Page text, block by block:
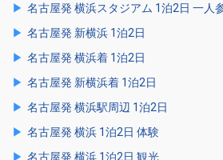
名古屋発 横浜スタジアム 1泊2日 一人
名古屋発 新横浜 1泊2日
名古屋発 横浜着 1泊2日
名古屋発 新横浜着 1泊2日
名古屋発 横浜駅周辺 1泊2日
名古屋発 横浜 1泊2日 体験
名古屋発 横浜 1泊2日 観光